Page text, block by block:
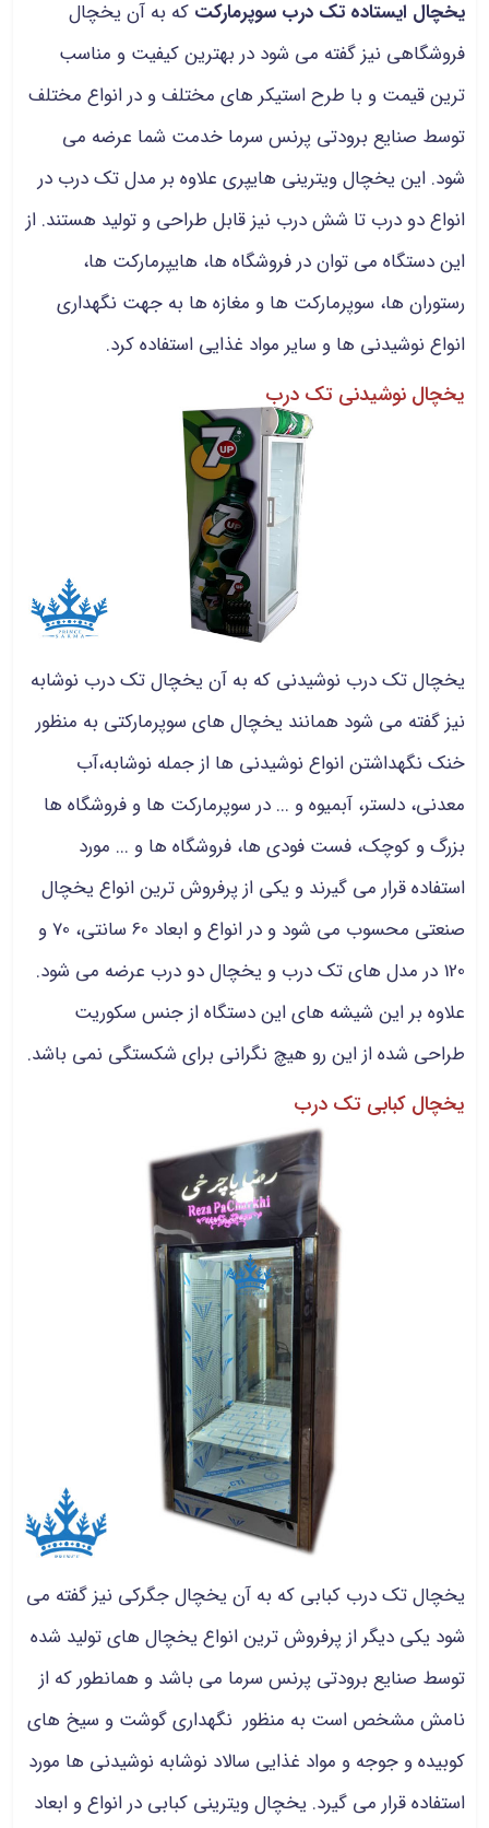
یخچال ایستاده تک درب سوپرمارکت که به آن یخچال
فروشگاهی نیز گفته می شود در بهترین کیفیت و مناسب
ترین قیمت و با طرح استیکر های مختلف و در انواع مختلف
توسط صنایع برودتی پرنس سرما خدمت شما عرضه می
شود. این یخچال ویترینی هایپری علاوه بر مدل تک درب در
انواع دو درب تا شش درب نیز قابل طراحی و تولید هستند. از
این دستگاه می توان در فروشگاه ها، هایپرمارکت ها،
رستوران ها، سوپرمارکت ها و مغازه ها به جهت نگهداری
انواع نوشیدنی ها و سایر مواد غذایی استفاده کرد.
یخچال نوشیدنی تک درب
یخچال تک درب نوشیدنی که به آن یخچال تک درب نوشابه
نیز گفته می شود همانند یخچال های سوپرمارکتی به منظور
خنک نگهداشتن انواع نوشیدنی ها از جمله نوشابه،آب
معدنی، دلستر، آبمیوه و ... در سوپرمارکت ها و فروشگاه ها
بزرگ و کوچک، فست فودی ها، فروشگاه ها و ... مورد
استفاده قرار می گیرند و یکی از پرفروش ترین انواع یخچال
صنعتی محسوب می شود و در انواع و ابعاد 60 سانتی، 70 و
120 در مدل های تک درب و یخچال دو درب عرضه می شود.
علاوه بر این شیشه های این دستگاه از جنس سکوریت
طراحی شده از این رو هیچ نگرانی برای شکستگی نمی باشد.
یخچال کبابی تک درب
یخچال تک درب کبابی که به آن یخچال جگرکی نیز گفته می
شود یکی دیگر از پرفروش ترین انواع یخچال های تولید شده
توسط صنایع برودتی پرنس سرما می باشد و همانطور که از
نامش مشخص است به منظور نگهداری گوشت و سیخ های
کوبیده و جوجه و مواد غذایی سالاد نوشابه نوشیدنی ها مورد
استفاده قرار می گیرد. یخچال ویترینی کبابی در انواع و ابعاد